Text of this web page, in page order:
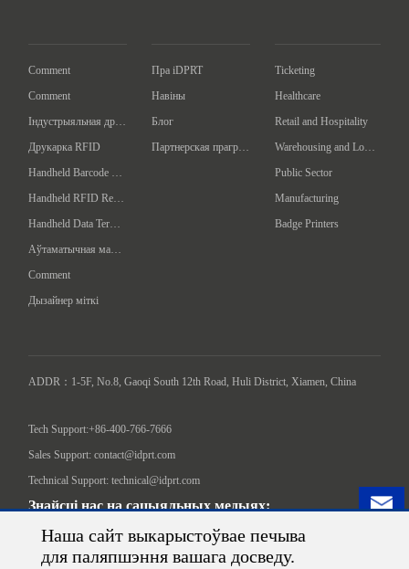
Наша сайт выкарыстоўвае печыва
для паляпшэння вашага досведу.
Comment
Comment
Індустрыяльная друкарка баркодаў
Друкарка RFID
Handheld Barcode Scanner
Handheld RFID Reader/Writer
Handheld Data Terminal
Аўтаматычная машына для адзначэння
Comment
Дызайнер міткі
Пра iDPRT
Навіны
Блог
Партнерская праграма
Ticketing
Healthcare
Retail and Hospitality
Warehousing and Logistics
Public Sector
Manufacturing
Badge Printers
ADDR：1-5F, No.8, Gaoqi South 12th Road, Huli District, Xiamen, China
Tech Support:+86-400-766-7666
Sales Support: contact@idprt.com
Technical Support: technical@idprt.com
Знайсці нас на сацыяльных медыях: